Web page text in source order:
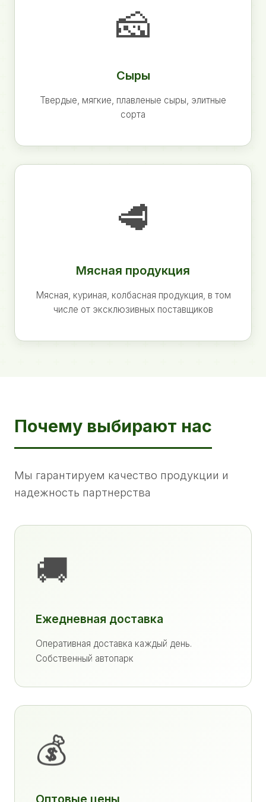
🧀
Сыры
Твердые, мягкие, плавленые сыры, элитные
сорта
🥩
Мясная продукция
Мясная, куриная, колбасная продукция, в том
числе от эксклюзивных поставщиков
Почему выбирают нас
Мы гарантируем качество продукции и
надежность партнерства
🚚
Ежедневная доставка
Оперативная доставка каждый день.
Собственный автопарк
💰
Оптовые цены